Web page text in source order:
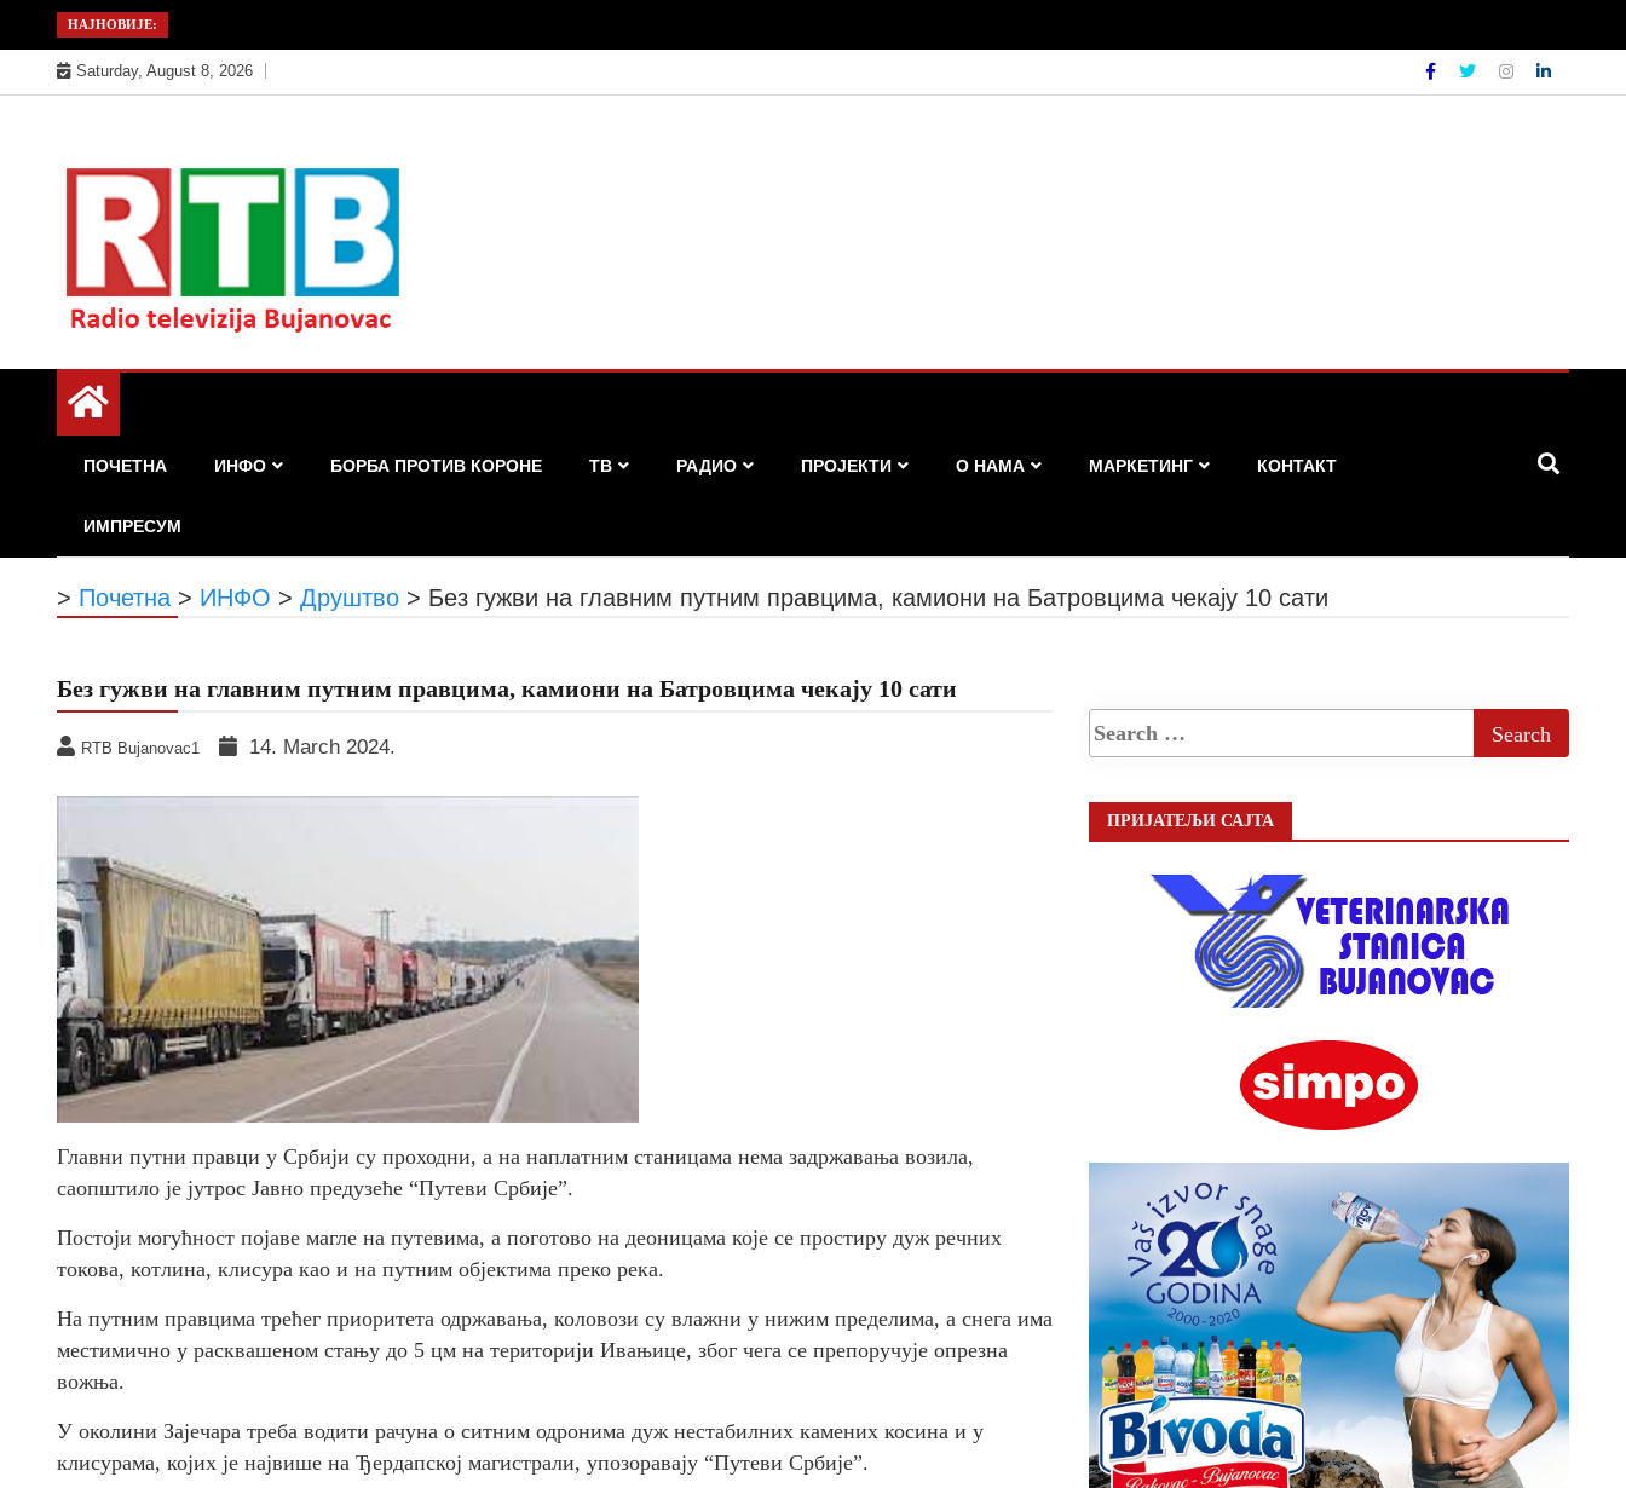
to
content
НАЈНОВИЈЕ:
Saturday, August 8, 2026
РТБ Бујановац
ПОЧЕТНА ИНФО БОРБА ПРОТИВ КОРОНЕ ТВ РАДИО ПРОЈЕКТИ О НАМА МАРКЕТИНГ КОНТАКТ
ИМПРЕСУМ
> Почетна > ИНФО > Друштво > Без гужви на главним путним правцима, камиони на Батровцима чекају 10 сати
Без гужви на главним путним правцима, камиони на Батровцима чекају 10 сати
RTB Bujanovac1 14. March 2024.
Главни путни правци у Србији су проходни, а на наплатним станицама нема задржавања возила,
саопштило је јутрос Јавно предузеће “Путеви Србије”.
Постоји могућност појаве магле на путевима, а поготово на деоницама које се простиру дуж речних
токова, котлина, клисура као и на путним објектима преко река.
На путним правцима трећег приоритета одржавања, коловози су влажни у нижим пределима, а снега има
местимично у расквашеном стању до 5 цм на територији Ивањице, због чега се препоручује опрезна
вожња.
У околини Зајечара треба водити рачуна о ситним одронима дуж нестабилних камених косина и у
клисурама, којих је највише на Ђердапској магистрали, упозоравају “Путеви Србије”.
ПРИЈАТЕЉИ САЈТА